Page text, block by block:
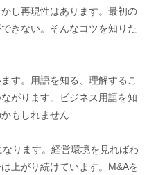
し再現性はあります。最初の
きない。そんなコツを知りた
す。用語を知る、理解するこ
がります。ビジネス用語を知
もしれません
ります。経営環境を見ればわ
上がり続けています。M&Aを